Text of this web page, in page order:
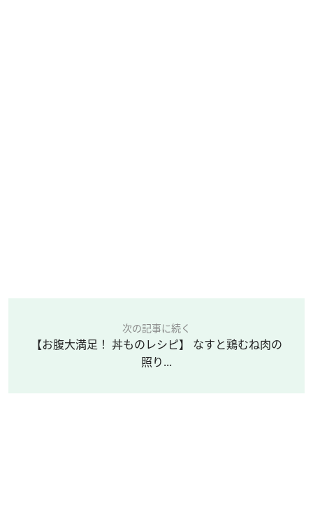
次の記事に続く
【お腹大満足！ 丼ものレシピ】 なすと鶏むね肉の
照り...